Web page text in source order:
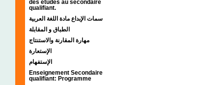
des études au secondaire
qualifiant.
سمات الإبداع مادة اللغة العربية
الطباق و المقابلة
مهارة المقارنة والاستنتاج
الإستعارة
الإستفهام
Enseignement Secondaire
qualifiant: Programme